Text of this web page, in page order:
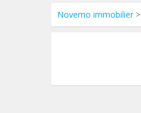
Novemo immobilier>